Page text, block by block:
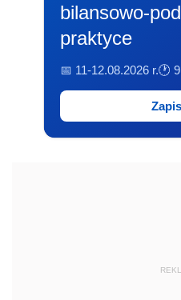
bilansowo-
praktyce
📅 11-12.08.2026 r.🕐